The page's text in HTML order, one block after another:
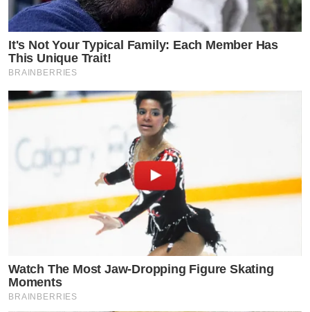
It's Not Your Typical Family: Each Member Has
This Unique Trait!
BRAINBERRIES
Watch The Most Jaw‑Dropping Figure Skating
Moments
BRAINBERRIES